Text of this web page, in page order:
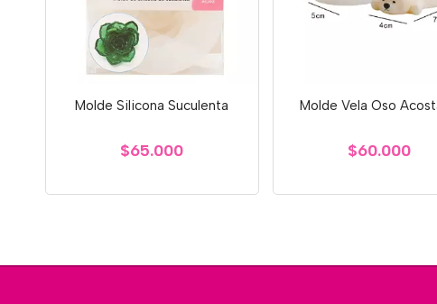
Molde Silicona Suculenta
$65.000
Molde Vela Oso
$60.000